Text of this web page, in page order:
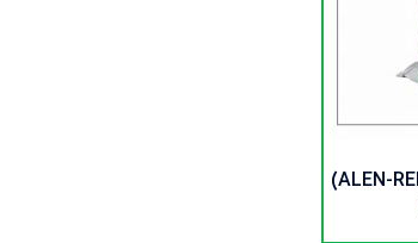
ملات تعمیراتی ویژه(ALEN-REPAIR)